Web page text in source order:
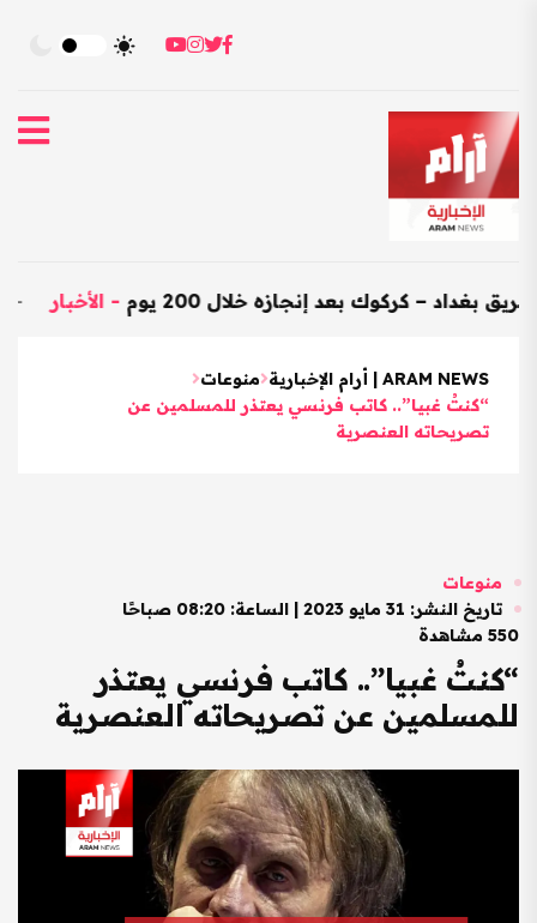
- – كركوك بعد إنجازه خلال 200 يوم -الأخبار
ARAM NEWS | أرام الإخبارية
منوعات
“كنتُ غبيا”.. كاتب فرنسي يعتذر للمسلمين عن
تصريحاته العنصرية
منوعات
تاريخ النشر: 31 مايو 2023 | الساعة: 08:20 صباحًا
550 مشاهدة
“كنتُ غبيا”.. كاتب فرنسي يعتذر
للمسلمين عن تصريحاته العنصرية